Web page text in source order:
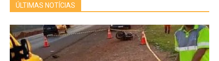
ÚLTIMAS NOTÍCIAS